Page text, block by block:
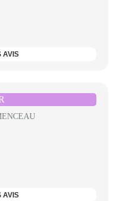
AVIS
AVIS